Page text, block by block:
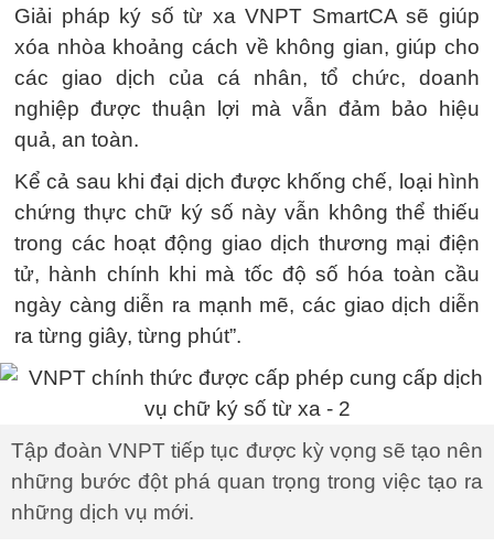
Giải pháp ký số từ xa VNPT SmartCA sẽ giúp
xóa nhòa khoảng cách về không gian, giúp cho
các giao dịch của cá nhân, tổ chức, doanh
nghiệp được thuận lợi mà vẫn đảm bảo hiệu
quả, an toàn.
Kể cả sau khi đại dịch được khống chế, loại hình
chứng thực chữ ký số này vẫn không thể thiếu
trong các hoạt động giao dịch thương mại điện
tử, hành chính khi mà tốc độ số hóa toàn cầu
ngày càng diễn ra mạnh mẽ, các giao dịch diễn
ra từng giây, từng phút”.
Tập đoàn VNPT tiếp tục được kỳ vọng sẽ tạo nên
những bước đột phá quan trọng trong việc tạo ra
những dịch vụ mới.